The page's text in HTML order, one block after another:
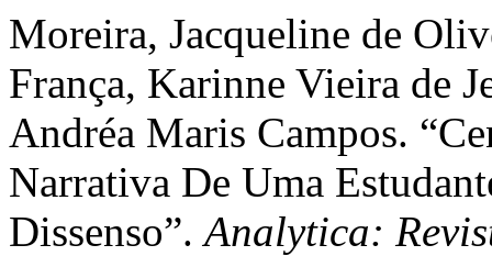
Moreira, Jacqueline de
França, Karinne Vieira de
Andréa Maris Campos.
Narrativa De Uma
Dissenso”.Analytica: